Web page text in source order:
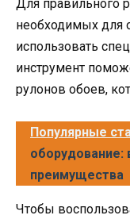
Для правильного
необходимых для
использовать
инструмент
рулонов обоев,
Популярные
оборудование:
преимущества
Чтобы